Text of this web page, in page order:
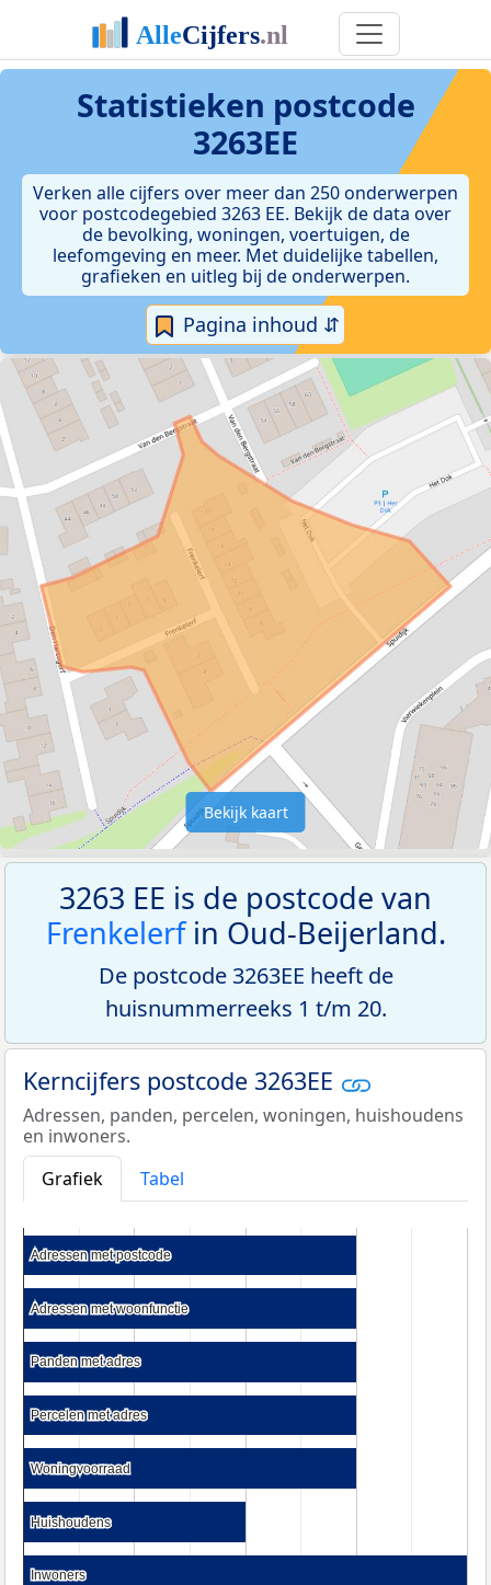
Statistieken postcode
3263EE
Verken alle cijfers over meer dan 250 onderwerpen
voor postcodegebied 3263 EE. Bekijk de data over
de bevolking, woningen, voertuigen, de
leefomgeving en meer. Met duidelijke tabellen,
grafieken en uitleg bij de onderwerpen.
Pagina inhoud ⇵
Bekijk kaart
3263 EE is de postcode van
Frenkelerfin Oud-Beijerland.
De postcode 3263EE heeft de
huisnummerreeks 1 t/m 20.
Kerncijfers postcode 3263EE
Adressen, panden, percelen, woningen, huishoudens
en inwoners.
Grafiek
Tabel
Adressen met postcode
Adressen met postcode
Adressen met woonfunctie
Adressen met woonfunctie
Panden met adres
Panden met adres
Percelen met adres
Percelen met adres
Woningvoorraad
Woningvoorraad
Huishoudens
Huishoudens
Inwoners
Inwoners